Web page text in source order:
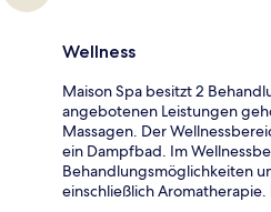
Wellness
Maison Spa besitzt 2
angebotenen Leistungen
Massagen. Der
ein Dampfbad. Im
Behandlungsmöglichkeiten
einschließlich